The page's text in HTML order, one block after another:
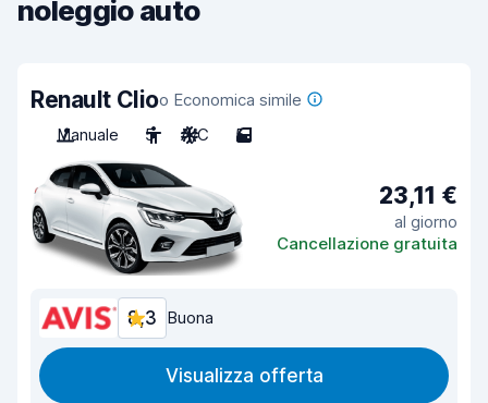
noleggio auto
Renault Clioo Economica simile
Manuale
5 A/C 5
23,11 €
al giorno
Cancellazione gratuita
8,3 Buona
Visualizza offerta